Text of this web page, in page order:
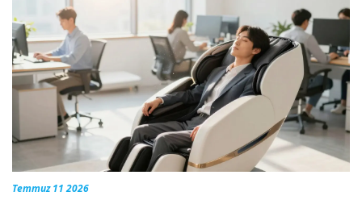
Temmuz 11 2026